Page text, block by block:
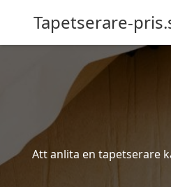
Tapetserare-
Att anlita en tapetserare